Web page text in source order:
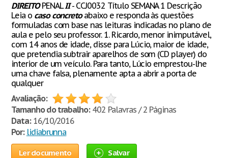
DIREITOPENALII- CCJ0032 Título SEMANA 1 Descrição
Leia o caso concretoabaixo e responda às questões
formuladas com base nas leituras indicadas no plano de
aula e pelo seu professor. 1. Ricardo, menor inimputável,
com 14 anos de idade, disse para Lúcio, maior de idade,
que pretendia subtrair aparelhos de som (CD player) do
interior de um veículo. Para tanto, Lúcio emprestou-lhe
uma chave falsa, plenamente apta a abrir a porta de
qualquer
Avaliação:
Tamanho do trabalho:402 Palavras / 2 Páginas
Data:16/10/2016
Por: lidiabrunna
Ler documento Salvar